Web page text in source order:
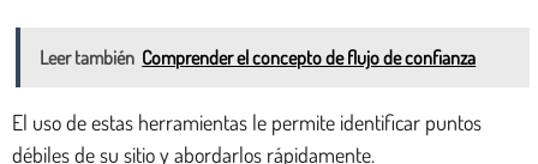
Leer también Comprender el concepto de flujo de confianza
El uso de estas herramientas le permite identificar puntos
débiles de su sitio y abordarlos rápidamente.